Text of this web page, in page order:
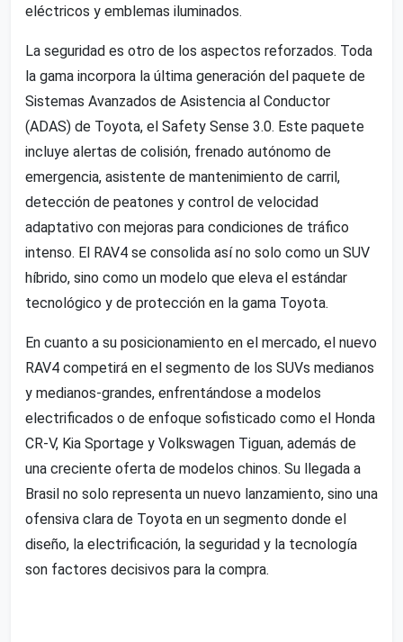
eléctricos y emblemas iluminados.
La seguridad es otro de los aspectos reforzados. Toda
la gama incorpora la última generación del paquete de
Sistemas Avanzados de Asistencia al Conductor
(ADAS) de Toyota, el Safety Sense 3.0. Este paquete
incluye alertas de colisión, frenado autónomo de
emergencia, asistente de mantenimiento de carril,
detección de peatones y control de velocidad
adaptativo con mejoras para condiciones de tráfico
intenso. El RAV4 se consolida así no solo como un SUV
híbrido, sino como un modelo que eleva el estándar
tecnológico y de protección en la gama Toyota.
En cuanto a su posicionamiento en el mercado, el nuevo
RAV4 competirá en el segmento de los SUVs medianos
y medianos-grandes, enfrentándose a modelos
electrificados o de enfoque sofisticado como el Honda
CR-V, Kia Sportage y Volkswagen Tiguan, además de
una creciente oferta de modelos chinos. Su llegada a
Brasil no solo representa un nuevo lanzamiento, sino una
ofensiva clara de Toyota en un segmento donde el
diseño, la electrificación, la seguridad y la tecnología
son factores decisivos para la compra.